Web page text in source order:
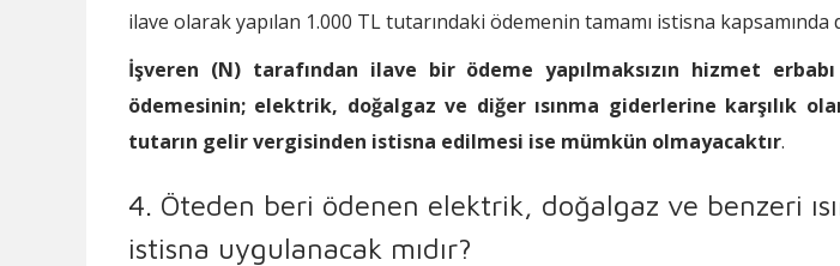
ilave olarak yapılan 1.000 TL tutarındaki ödemenin tamamı istisna
İşveren (N) tarafından ilave bir ödeme yapılmaksızın hizmet erbabı
ödemesinin; elektrik, doğalgaz ve diğer ısınma giderlerine karşılık
tutarın gelir vergisinden istisna edilmesi ise mümkün olmayacaktır.
4. Öteden beri ödenen elektrik, doğalgaz ve benzeri
istisna uygulanacak mıdır?